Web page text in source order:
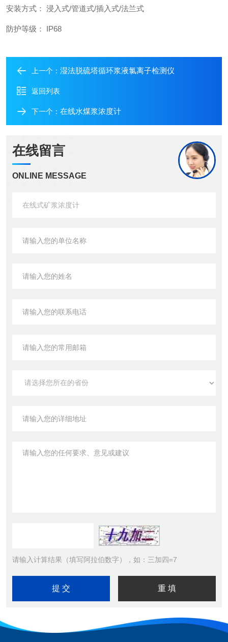
安装方式： 浸入式/管道式/插入式/法兰式
防护等级： IP68
上一个： 湿法脱硫塔循环浆液氯离子检测仪
返回列表
下一个： 在线水煤浆浓度计
在线留言
ONLINE MESSAGE
请输入计算结果（填写阿拉伯数字），如：三加四=7